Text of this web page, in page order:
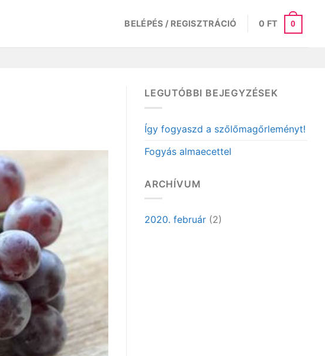
BELÉPÉS / REGISZTRÁCIÓ 0 FT 0
LEGUTÓBBI BEJEGYZÉSEK
Így fogyaszd a szőlőmagőrleményt!
Fogyás almaecettel
ARCHÍVUM
2020. február (2)